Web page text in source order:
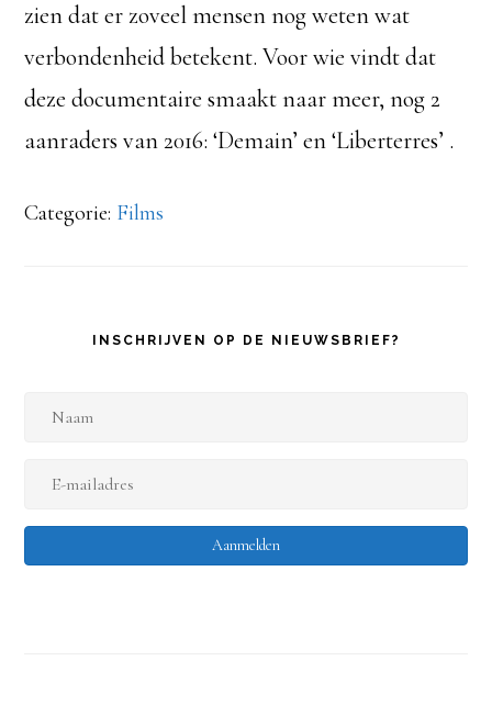
zien dat er zoveel mensen nog weten wat
verbondenheid betekent. Voor wie vindt dat
deze documentaire smaakt naar meer, nog 2
aanraders van 2016: ‘Demain’ en ‘Liberterres’ .
Categorie: Films
INSCHRIJVEN OP DE NIEUWSBRIEF?
m
-
m
Aanmelden